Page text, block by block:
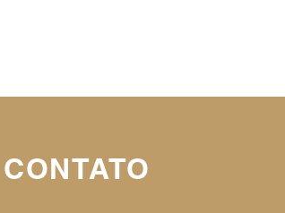
CONTATO